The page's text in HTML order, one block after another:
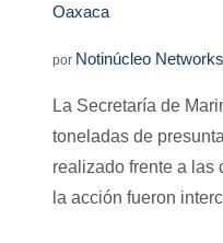
Oaxaca
por Notinúcleo Networks
La Secretaría de
toneladas de
realizado frente a las
la acción fueron